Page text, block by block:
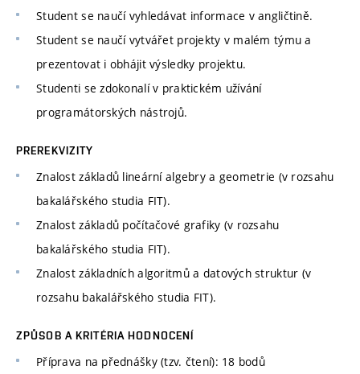
Student se naučí vyhledávat informace v angličtině.
Student se naučí vytvářet projekty v malém týmu a
prezentovat i obhájit výsledky projektu.
Studenti se zdokonalí v praktickém užívání
programátorských nástrojů.
PREREKVIZITY
Znalost základů lineární algebry a geometrie (v rozsahu
bakalářského studia FIT).
Znalost základů počítačové grafiky (v rozsahu
bakalářského studia FIT).
Znalost základních algoritmů a datových struktur (v
rozsahu bakalářského studia FIT).
ZPŮSOB A KRITÉRIA HODNOCENÍ
Příprava na přednášky (tzv. čtení): 18 bodů